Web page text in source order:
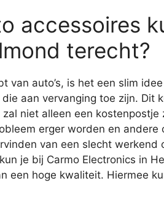
accessoires
terecht?
van auto’s, is het een slim
aan vervanging toe zijn. Dit
niet alleen een kostenpostje
erger worden en andere
van een slecht werkend
je bij Carmo Electronics in
een hoge kwaliteit. Hiermee